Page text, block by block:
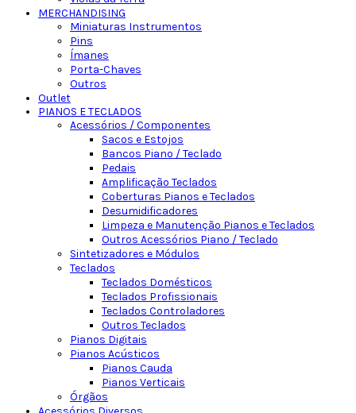
MERCHANDISING
Miniaturas Instrumentos
Pins
Ímanes
Porta-Chaves
Outros
Outlet
PIANOS E TECLADOS
Acessórios / Componentes
Sacos e Estojos
Bancos Piano / Teclado
Pedais
Amplificação Teclados
Coberturas Pianos e Teclados
Desumidificadores
Limpeza e Manutenção Pianos e Teclados
Outros Acessórios Piano / Teclado
Sintetizadores e Módulos
Teclados
Teclados Domésticos
Teclados Profissionais
Teclados Controladores
Outros Teclados
Pianos Digitais
Pianos Acústicos
Pianos Cauda
Pianos Verticais
Órgãos